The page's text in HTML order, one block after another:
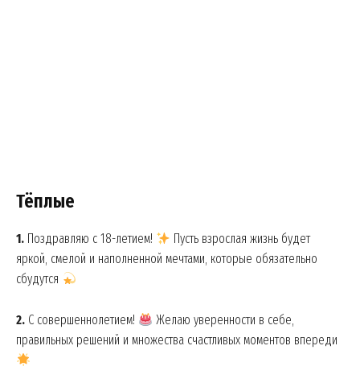
Тёплые
1. Поздравляю с 18-летием!
Пусть взрослая жизнь будет
яркой, смелой и наполненной мечтами, которые обязательно
сбудутся
2. С совершеннолетием!
Желаю уверенности в себе,
правильных решений и множества счастливых моментов впереди